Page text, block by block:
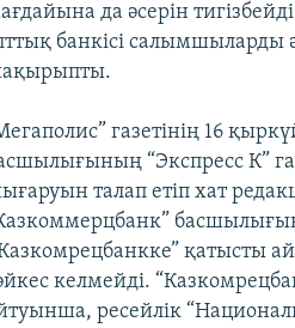
да әсерін
банкісі салымшыларды
газетінің 16
“Экспресс К”
талап етіп хат
қатысты
келмейді.
ресейлік